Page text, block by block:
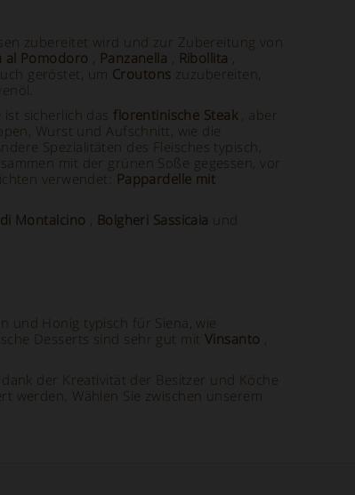
zubereitet wird und zur Zubereitung von
al Pomodoro , Panzanella , Ribollita ,
geröstet, um Croutons zuzubereiten,
sicherlich das florentinische Steak, aber
Wurst und Aufschnitt, wie die
Spezialitäten des Fleisches typisch,
mit der grünen Soße gegessen, vor
verwendet: Pappardelle mit
Montalcino , Bolgheri Sassicaia und
und Honig typisch für Siena, wie
Desserts sind sehr gut mit Vinsanto ,
der Kreativität der Besitzer und Köche
werden. Wählen Sie zwischen unserem